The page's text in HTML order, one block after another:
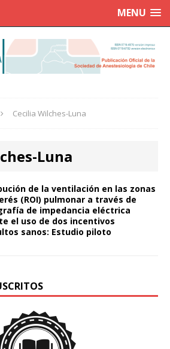
MENU
Cecilia Wilches-Luna
Luna
de la ventilación en las zonas
(ROI) pulmonar a través de
de impedancia eléctrica
el uso de dos incentivos
sanos: Estudio piloto